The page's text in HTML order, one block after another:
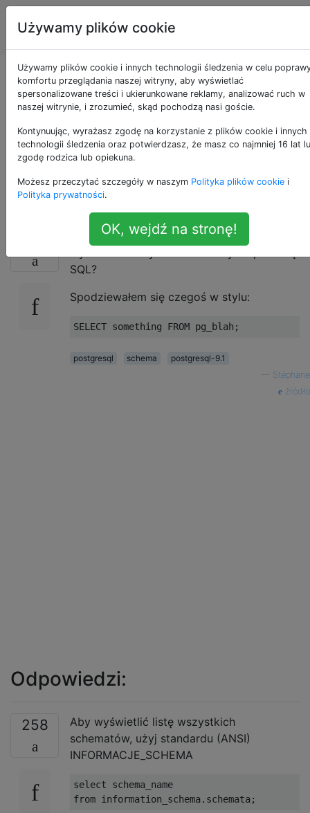
Administratorzy
baz danych
Jak wyświetlić listę
wszystkich
schematów w
PostgreSQL?
Gdy korzystam z PostgreSQL v9.1, jak
SQL?
Spodziewałem się czegoś w stylu:
SELECT something FROM pg_blah ;
postgresql schema
postgresql-9.1
Stéphane
źródło
Odpowiedzi:
258
Aby wyświetlić listę wszystkich
schematów, użyj standardu (ANSI)
INFORMACJE_SCHEMA
select schema_name
from information_schema. schemata;
Używamy plików cookie
Używamy plików cookie i innych technologii śledzenia w celu
komfortu przeglądania naszej witryny, aby wyświetlać
spersonalizowane treści i ukierunkowane reklamy, analizować ruch w
naszej witrynie, i zrozumieć, skąd pochodzą nasi goście.
Kontynuując, wyrażasz zgodę na korzystanie z plików cookie i innych
technologii śledzenia oraz potwierdzasz, że masz co najmniej 16 lat
zgodę rodzica lub opiekuna.
Możesz przeczytać szczegóły w naszym Polityka plików cookie i
Polityka prywatności.
OK, wejdź na stronę!